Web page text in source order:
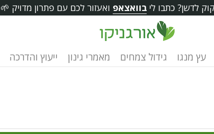
לדשן? כתבו לי בוואצאפ ואעזור לכם עם פתרון מדויק 🌱
עץ מנגו גידול צמחים מאמרי גינון ייעוץ והדרכה